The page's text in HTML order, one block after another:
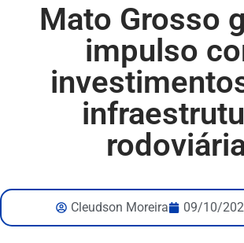
Mato Grosso
impulso
Cleudson Moreira 09/10/